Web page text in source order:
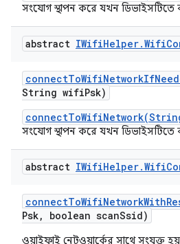
সংযোগ স্থাপন করে যখন ডিভাইসটিতে
abstract IWifiHelper.Wifi
connectToWifiNetworkIf
String wifiPsk)
সংযোগ স্থাপন করে যখন ডিভাইসটিতে
abstract IWifiHelper.Wifi
connectToWifiNetworkWith
Psk, boolean scanSsid)
ওয়াইফাই নেটওয়ার্কের সাথে সংযুক্ত